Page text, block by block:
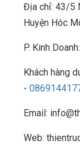
Địa chỉ: 43/5
Huyện Hóc
P. Kinh Doanh:
Khách hàng
-
Email:
Web: